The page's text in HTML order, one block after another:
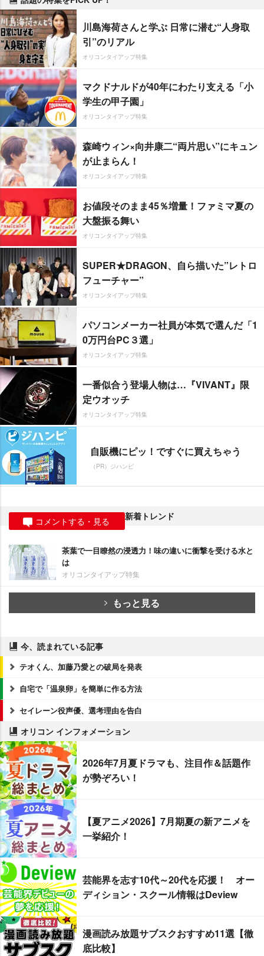
川島海荷さんと学ぶ 日常に潜む“人身取
引”のリアル
オリコンタイアップ特集
マクドナルドが40年にわたり支える「小
学生の甲子園」
オリコンタイアップ特集
森崎ウィン×向井康二“両片思い”にキュン
が止まらん！
オリコンタイアップ特集
お値段そのまま45％増量！ファミマ夏の
大盤振る舞い
オリコンタイアップ特集
SUPER★DRAGON、自ら描いた”レトロ
フューチャー”
オリコンタイアップ特集
パソコンメーカー社員が本気で選んだ「1
0万円台PC３選」
オリコンタイアップ特集
一番似合う登場人物は…『VIVANT』限
定ウオッチ
オリコンタイアップ特集
自販機にピッ！ですぐに買えちゃう
（PR）ジハンピ
コメントする・見る 新着トレンド
茶葉で一目瞭然の浸透力！味の違いに衝撃を受ける水と
は
オリコンタイアップ特集
もっと見る
今、読まれている記事
テオくん、加藤乃愛との破局を発表
自宅で「温泉卵」を簡単に作る方法
セイレーン役声優、選考理由を告白
オリコン インフォメーション
2026年7月夏ドラマも、注目作＆話題作
が勢ぞろい！
【夏アニメ2026】7月期夏の新アニメを
一挙紹介！
芸能界を志す10代～20代を応援！ オー
ディション・スクール情報はDeview
漫画読み放題サブスクおすすめ11選【徹
底比較】